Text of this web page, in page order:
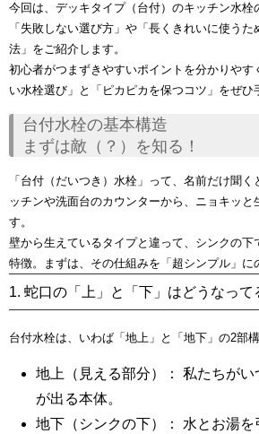
今回は、デッキタイプ（台付）のキッチン水
「失敗しない選び方」や「長くきれいに使う
法」をご紹介します。
初心者がつまずきやすいポイントを分かりや
い水栓選び」と「ピカピカを保つコツ」をぜひ
台付水栓の基本構造
まずは敵（？）を知る！
「台付（だいつき）水栓」って、名前だけ聞
ッチンや洗面台のカウンターから、ニョキッと
す。
壁から生えているタイプと違って、シンクの
特徴。まずは、その仕組みを「超シンプル」に
1. 蛇口の「上」と「下」はどうなって
台付水栓は、いわば「地上」と「地下」の2部構
地上（見える部分）：
私たちがい
が出る本体。
地下（シンクの下）：
水とお湯を